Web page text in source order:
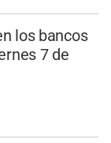
los bancos
7 de